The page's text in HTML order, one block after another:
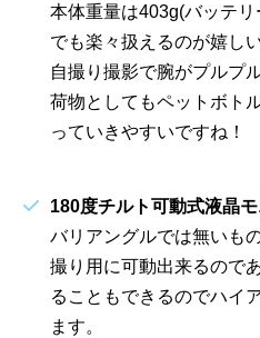
本体重量は403g(バッテ
でも楽々扱えるのが嬉し
自撮り撮影で腕がプルプ
荷物としてもペットボト
っていきやすいですね！
180度チルト可動式液晶
バリアングルでは無いも
撮り用に可動出来るので
ることもできるのでハイ
ます。